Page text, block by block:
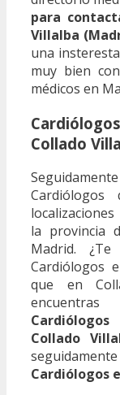
para
Villalba
una
muy bien
médicos en
Collado
la provincia
Madrid.
Cardiólogos
que en
Collado
Cardiólogos